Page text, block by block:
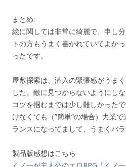
まとめ:
絵に関しては非常に綺麗で、申し
トの方もうまく書かれていてよか
ったです。
屋敷探索は、潜入の緊張感がうま
した。敵に見つからないようにし
コツを掴むまでは少し難しかった
けなくても（”簡単”の場合）力業
ランスになってまして、うまくバ
製品版感想はこちら